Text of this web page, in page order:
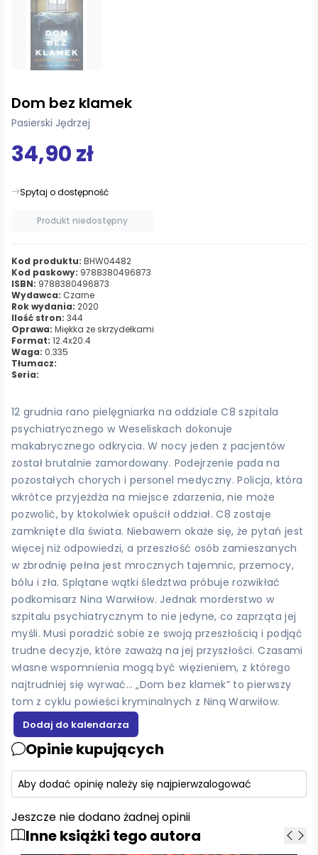
Dom bez klamek
Pasierski Jędrzej
34,90 zł
Spytaj o dostępność
Produkt niedostępny
Kod produktu: BHW04482
Kod paskowy: 9788380496873
ISBN: 9788380496873
Wydawca: Czarne
Rok wydania: 2020
Ilość stron: 344
Oprawa: Miękka ze skrzydełkami
Format: 12.4x20.4
Waga: 0.335
Tłumacz:
Seria:
12 grudnia rano pielęgniarka na oddziale C8 szpitala
psychiatrycznego w Weseliskach dokonuje
makabrycznego odkrycia. W nocy jeden z pacjentów
został brutalnie zamordowany. Podejrzenie pada na
pozostałych chorych i personel medyczny. Policja, która
wkrótce przyjeżdża na miejsce zdarzenia, nie może
pozwolić, by ktokolwiek opuścił oddział. C8 zostaje
zamknięte dla świata. Niebawem okaże się, że pytań jest
więcej niż odpowiedzi, a przeszłość osób zamieszanych
w zbrodnię pełna jest mrocznych tajemnic, przemocy,
bólu i zła. Splątane wątki śledztwa próbuje rozwikłać
podkomisarz Nina Warwiłow. Jednak morderstwo w
szpitalu psychiatrycznym to nie jedyne, co zaprząta jej
myśli. Musi poradzić sobie ze swoją przeszłością i podjąć
trudne decyzje, które zaważą na jej przyszłości. Czasami
własne wspomnienia mogą być więzieniem, z którego
najtrudniej się wyrwać… „Dom bez klamek” to pierwszy
tom z cyklu powieści kryminalnych z Niną Warwiłow.
Opinie kupujących
Aby dodać opinię należy się najpierwzalogować
Jeszcze nie dodano żadnej opinii
Inne książki tego autora